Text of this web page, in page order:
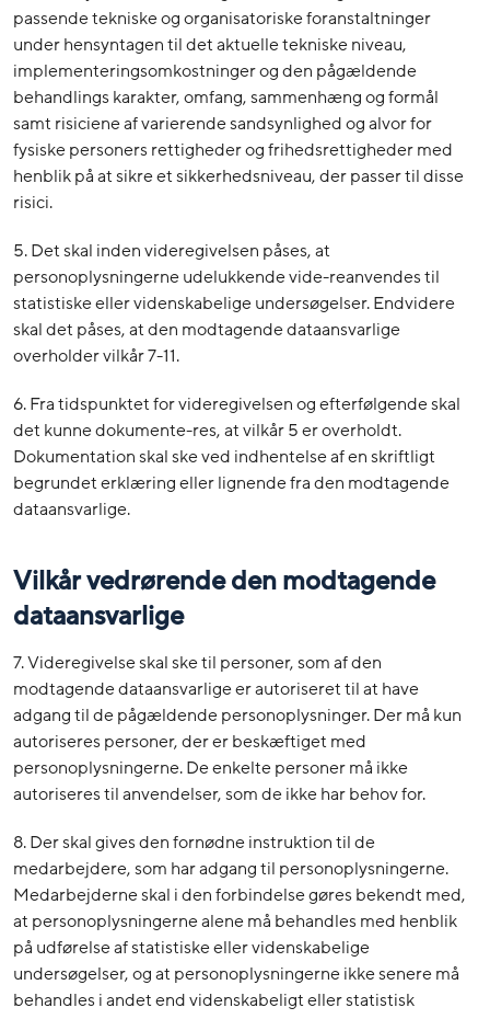
passende tekniske og organisatoriske foranstaltninger
under hensyntagen til det aktuelle tekniske niveau,
implementeringsomkostninger og den pågældende
behandlings karakter, omfang, sammenhæng og formål
samt risiciene af varierende sandsynlighed og alvor for
fysiske personers rettigheder og frihedsrettigheder med
henblik på at sikre et sikkerhedsniveau, der passer til disse
risici.
5. Det skal inden videregivelsen påses, at
personoplysningerne udelukkende vide-reanvendes til
statistiske eller videnskabelige undersøgelser. Endvidere
skal det påses, at den modtagende dataansvarlige
overholder vilkår 7-11.
6. Fra tidspunktet for videregivelsen og efterfølgende skal
det kunne dokumente-res, at vilkår 5 er overholdt.
Dokumentation skal ske ved indhentelse af en skriftligt
begrundet erklæring eller lignende fra den modtagende
dataansvarlige.
Vilkår vedrørende den modtagende
dataansvarlige
7. Videregivelse skal ske til personer, som af den
modtagende dataansvarlige er autoriseret til at have
adgang til de pågældende personoplysninger. Der må kun
autoriseres personer, der er beskæftiget med
personoplysningerne. De enkelte personer må ikke
autoriseres til anvendelser, som de ikke har behov for.
8. Der skal gives den fornødne instruktion til de
medarbejdere, som har adgang til personoplysningerne.
Medarbejderne skal i den forbindelse gøres bekendt med,
at personoplysningerne alene må behandles med henblik
på udførelse af statistiske eller videnskabelige
undersøgelser, og at personoplysningerne ikke senere må
behandles i andet end videnskabeligt eller statistisk